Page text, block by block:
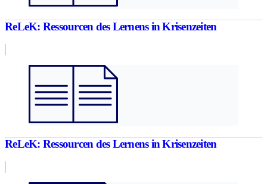
ReLeK: Ressourcen des Lernens in Krisenzeiten
ReLeK: Ressourcen des Lernens in Krisenzeiten